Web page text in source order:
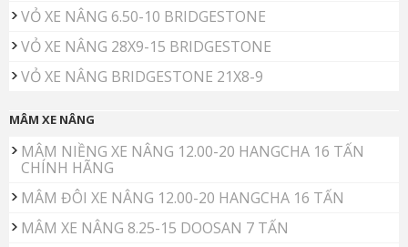
VỎ XE NÂNG 6.50-10 BRIDGESTONE
VỎ XE NÂNG 28X9-15 BRIDGESTONE
VỎ XE NÂNG BRIDGESTONE 21X8-9
MÂM XE NÂNG
MÂM NIỀNG XE NÂNG 12.00-20 HANGCHA 16 TẤN
CHÍNH HÃNG
MÂM ĐÔI XE NÂNG 12.00-20 HANGCHA 16 TẤN
MÂM XE NÂNG 8.25-15 DOOSAN 7 TẤN